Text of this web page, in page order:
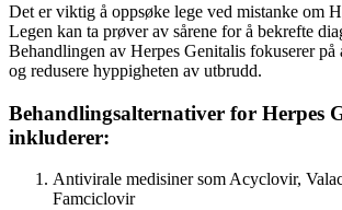
Det er viktig å oppsøke lege ved mistanke om
Legen kan ta prøver av sårene for å bekrefte
Behandlingen av Herpes Genitalis fokuserer på
og redusere hyppigheten av utbrudd.
Behandlingsalternativer for Herpes
inkluderer:
Antivirale medisiner som Acyclovir,
Famciclovir